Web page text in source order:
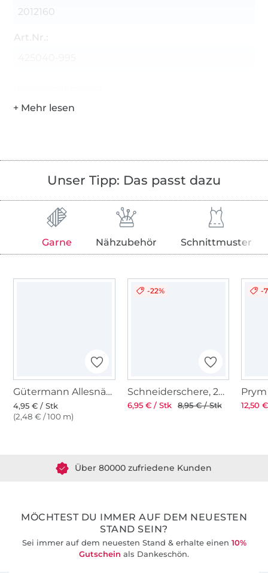
2012160
Art.Nr.:
Unser Tipp: Das passt dazu
Garne Nähzubehör Schnittmuster
Gütermann Allesnäher (093) dunkelgrau
4,95 € / Stk
(2,48 € / 100 m)
-22%
Schneiderschere, 25 cm
6,95 € / Stk 8,95 € / Stk
-
12,50
MÖCHTEST DU IMMER AUF DEM NEUESTEN
STAND SEIN?
Sei immer auf dem neuesten Stand & erhalte einen 10%
Gutschein als Dankeschön.